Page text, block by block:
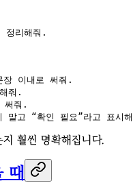
정리해줘.
이내로 써줘.
줘.
써줘.
말고 “확인 필요”라고 표시
훨씬 명확해집니다.
때